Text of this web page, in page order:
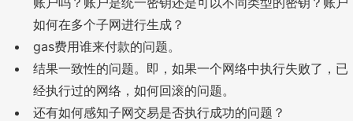
如何在多个子网进行生成？
gas费用谁来付款的问题。
结果一致性的问题。即，如果一个网络中执行失败了，已
经执行过的网络，如何回滚的问题。
还有如何感知子网交易是否执行成功的问题？